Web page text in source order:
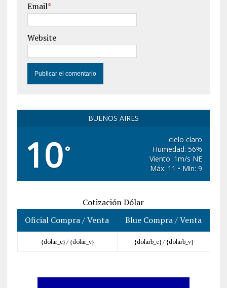
Email*
Website
BUENOS AIRES
10°
cielo claro
Humedad: 56%
Viento: 1m/s NE
Máx: 11 • Mín: 9
Cotización Dólar
Oficial Compra / Venta
Blue Compra / Venta
{dolar_c} / {dolar_v} {dolarb_c} / {dolarb_v}